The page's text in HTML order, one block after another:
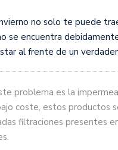
no solo te puede
se encuentra
al frente de un
problema es la
coste, estos productos
filtraciones presentes